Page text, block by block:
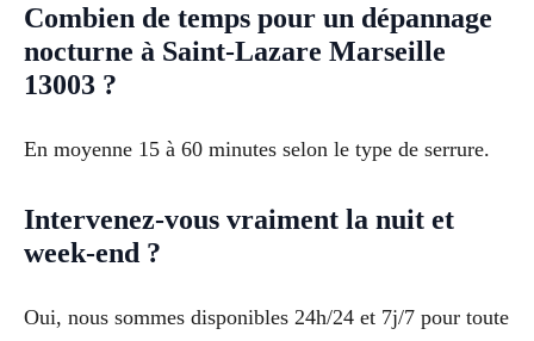
Combien de temps pour un dépannage
nocturne à Saint-Lazare Marseille
13003 ?
En moyenne 15 à 60 minutes selon le type de serrure.
Intervenez-vous vraiment la nuit et
week-end ?
Oui, nous sommes disponibles 24h/24 et 7j/7 pour toute